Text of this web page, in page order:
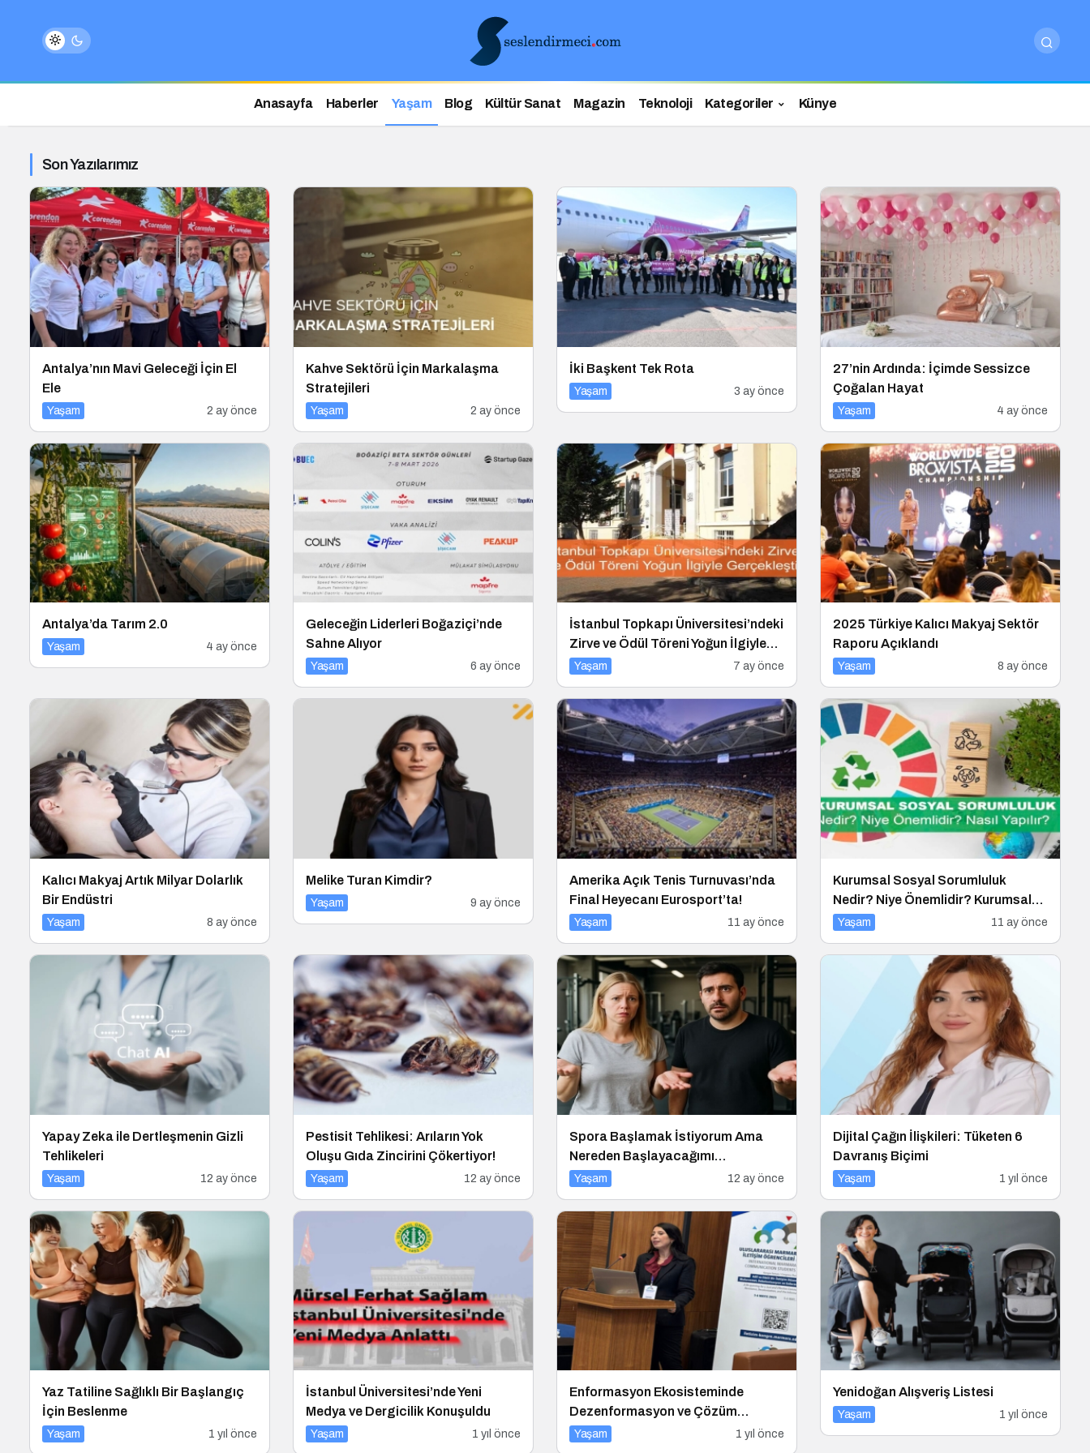
Anasayfa Haberler Yaşam Blog Kültür Sanat Magazin Teknoloji Kategoriler Künye
Son Yazılarımız
Antalya’nın Mavi Geleceği İçin El
Ele
Yaşam 2 ay önce
Kahve Sektörü İçin Markalaşma
Stratejileri
Yaşam 2 ay önce
İki Başkent Tek Rota
Yaşam 3 ay önce
27’nin Ardında: İçimde Sessizce
Çoğalan Hayat
Yaşam 4 ay önce
Antalya’da Tarım 2.0
Yaşam 4 ay önce
Geleceğin Liderleri Boğaziçi’nde
Sahne Alıyor
Yaşam 6 ay önce
İstanbul Topkapı Üniversitesi’ndeki
Zirve ve Ödül Töreni Yoğun İlgiyle
Gerçekleşti
Yaşam 7 ay önce
2025 Türkiye Kalıcı Makyaj Sektör
Raporu Açıklandı
Yaşam 8 ay önce
Kalıcı Makyaj Artık Milyar Dolarlık
Bir Endüstri
Yaşam 8 ay önce
Melike Turan Kimdir?
Yaşam 9 ay önce
Amerika Açık Tenis Turnuvası’nda
Final Heyecanı Eurosport’ta!
Yaşam 11 ay önce
Kurumsal Sosyal Sorumluluk
Nedir? Niye Önemlidir? Kurumsal
Sosyal Sorumluluk Nasıl Yapılır?
Yaşam 11 ay önce
Yapay Zeka ile Dertleşmenin Gizli
Tehlikeleri
Yaşam 12 ay önce
Pestisit Tehlikesi: Arıların Yok
Oluşu Gıda Zincirini Çökertiyor!
Yaşam 12 ay önce
Spora Başlamak İstiyorum Ama
Nereden Başlayacağımı
Bilmiyorum!
Yaşam 12 ay önce
Dijital Çağın İlişkileri: Tüketen 6
Davranış Biçimi
Yaşam 1 yıl önce
Yaz Tatiline Sağlıklı Bir Başlangıç
İçin Beslenme
Yaşam 1 yıl önce
İstanbul Üniversitesi’nde Yeni
Medya ve Dergicilik Konuşuldu
Yaşam 1 yıl önce
Enformasyon Ekosisteminde
Dezenformasyon ve Çözüm
Arayışları
Yaşam 1 yıl önce
Yenidoğan Alışveriş Listesi
Yaşam 1 yıl önce